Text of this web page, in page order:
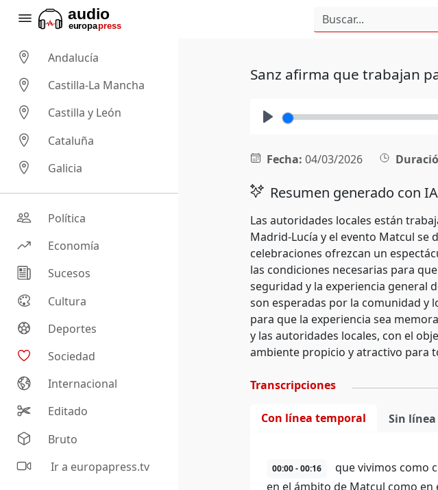
Andalucía
Castilla-La Mancha
Castilla y León
Cataluña
Galicia
Política
Economía
Sucesos
Cultura
Deportes
Sociedad
Internacional
Editado
Bruto
Ir a europapress.tv
Sanz afirma que trabajan
Fecha: 04/03/2026
Resumen generado con IA
Las autoridades locales están
Madrid-Lucía y el evento Matcul se
celebraciones ofrezcan un
las condiciones necesarias para
seguridad y la experiencia general
son esperadas por la comunidad y
para que la experiencia sea
y las autoridades locales, con el
ambiente propicio y atractivo para
Transcripciones
Con línea temporal Sin
00:00 - 00:16
que vivimos como
en el ámbito de Matcul como